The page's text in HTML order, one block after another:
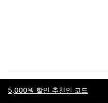
5,000원 할인 추천인 코드